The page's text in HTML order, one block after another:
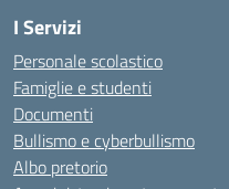
I Servizi
Personale scolastico
Famiglie e studenti
Documenti
Bullismo e cyberbullismo
Albo pretorio